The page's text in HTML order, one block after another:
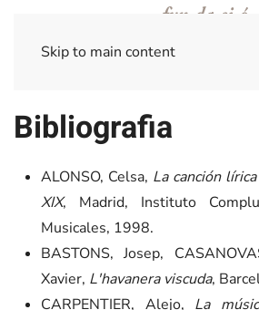
Skip to main content
Bibliografia
ALONSO, Celsa, La canción
XIX, Madrid, Instituto
Musicales, 1998.
BASTONS, Josep,
Xavier, L'havanera viscuda,
CARPENTIER, Alejo, La